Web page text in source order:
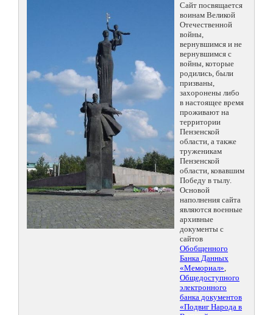
Сайт посвящается
воинам Великой
Отечественной
войны,
вернувшимся и не
вернувшимся с
войны, которые
родились, были
призваны,
захоронены либо
в настоящее время
проживают на
территории
Пензенской
области, а также
труженикам
Пензенской
области, ковавшим
Победу в тылу.
Основой
наполнения сайта
являются военные
архивные
документы с
сайтов
Обобщенного
Банка Данных
«Мемориал»,
Общедоступного
электронного
банка документов
«Подвиг Народа в